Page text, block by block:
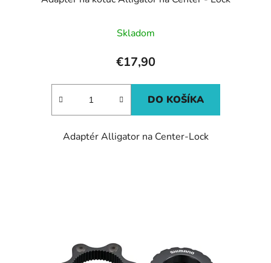
Skladom
€17,90
DO KOŠÍKA
Adaptér Alligator na Center-Lock